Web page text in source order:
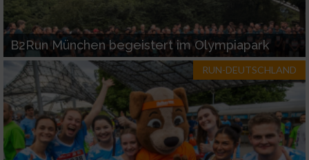
B2Run München begeistert im Olympiapark
RUN-DEUTSCHLAND